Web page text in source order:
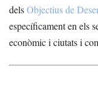
delsObjectius de
específicament en els
econòmic i ciutats i